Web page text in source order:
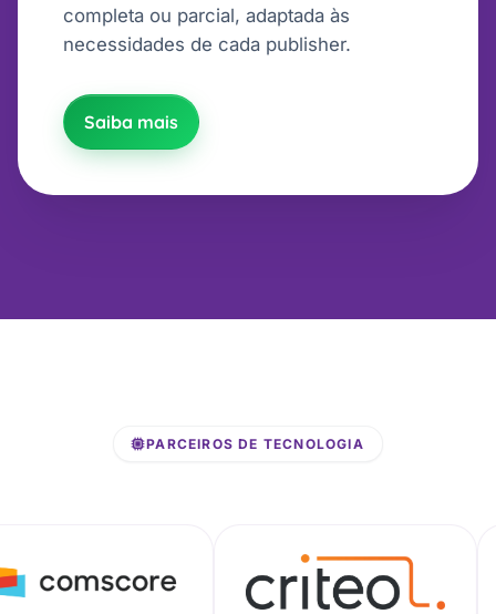
completa ou parcial, adaptada às
necessidades de cada publisher.
Saiba mais
PARCEIROS DE TECNOLOGIA